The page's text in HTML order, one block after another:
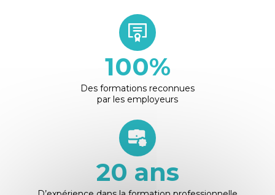
100%
Des formations reconnues
par les employeurs
20 ans